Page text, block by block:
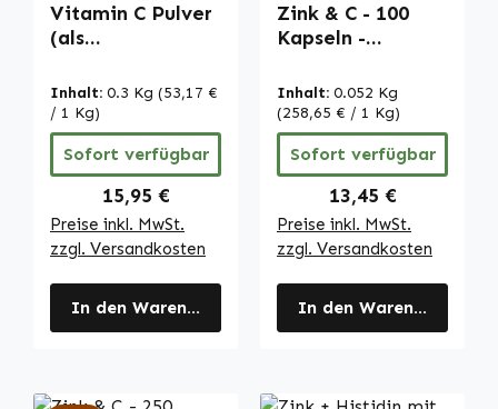
Vitamin C Pulver
(als
- 300g Pulver -
für
Immunsystem,
Kollagenbildung
uvm. - vegan |
Warnke
Vitalstoffe
Inhalt: 0.3 Kg (53,17 €
/ 1 Kg)
Sofort verfügbar
Regulärer Preis:
15,95 €
Preise inkl. MwSt.
zzgl. Versandkosten
In den Warenkorb
Zink & C - 100
Kapseln -
- für
Immunsystem,
Kollagenbildung
uvm. - vegan |
Warnke
Vitalstoffe
Inhalt: 0.052 Kg
(258,65 € / 1 Kg)
Sofort verfügbar
Regulärer Preis:
13,45 €
Preise inkl. MwSt.
zzgl. Versandkosten
In den Warenkorb